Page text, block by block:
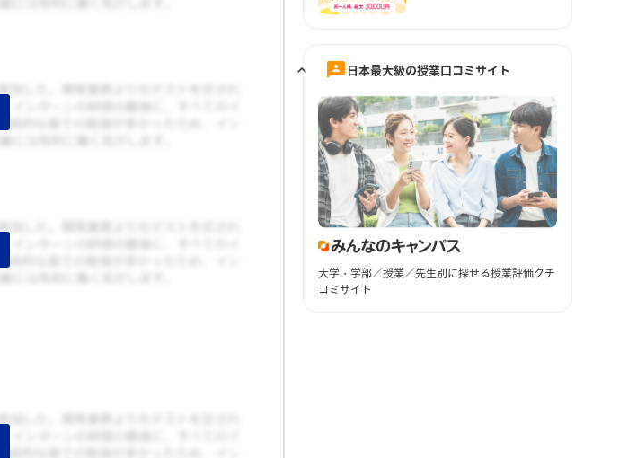
日本最大級の授業口コミサイト
大学・学部／授業／先生別に探せる授業評価クチ
コミサイト